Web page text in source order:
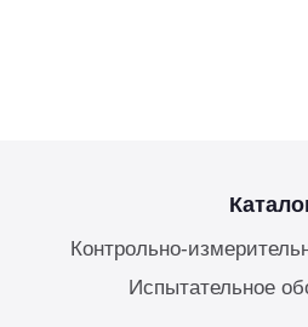
Контрольно-
Испытательное